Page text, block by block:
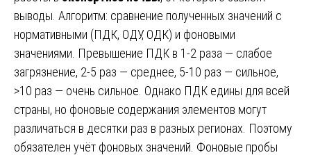
выводы. Алгоритм: сравнение полученных значений с
нормативными (ПДК, ОДУ, ОДК) и фоновыми
значениями. Превышение ПДК в 1-2 раза — слабое
загрязнение, 2-5 раз — среднее, 5-10 раз — сильное,
>10 раз — очень сильное. Однако ПДК едины для всей
страны, но фоновые содержания элементов могут
различаться в десятки раз в разных регионах. Поэтому
обязателен учёт фоновых значений. Фоновые пробы